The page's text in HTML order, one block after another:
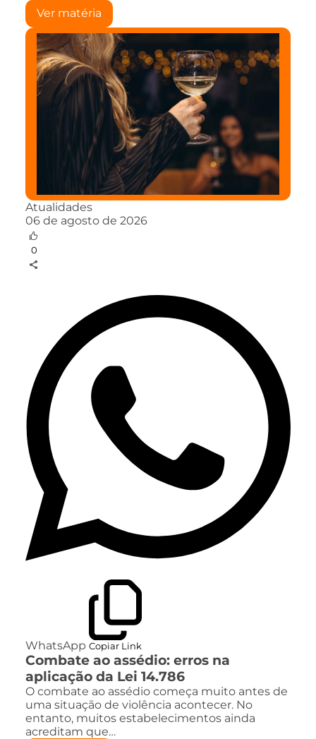
Ver matéria
Atualidades
06 de agosto de 2026
0
WhatsApp Copiar Link
Combate ao assédio: erros na
aplicação da Lei 14.786
O combate ao assédio começa muito antes de
uma situação de violência acontecer. No
entanto, muitos estabelecimentos ainda
acreditam que…